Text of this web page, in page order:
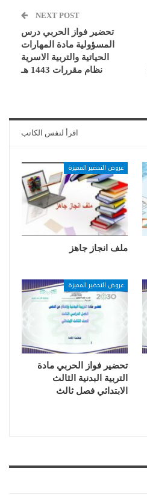
NEXT POST
تحضير فواز الحربي درس
المسؤولية مادة المهارات
الحياتية والتربية الاسرية
نظام مقررات 1443 هـ
اقرأ لنفس الكاتب
عروض التحضير المميزة
ملف انجاز جاهز
عروض التحضير المميزة
تحضير فواز الحربي مادة
التربية البدنية الثالث
الابتدائي فصل ثالث